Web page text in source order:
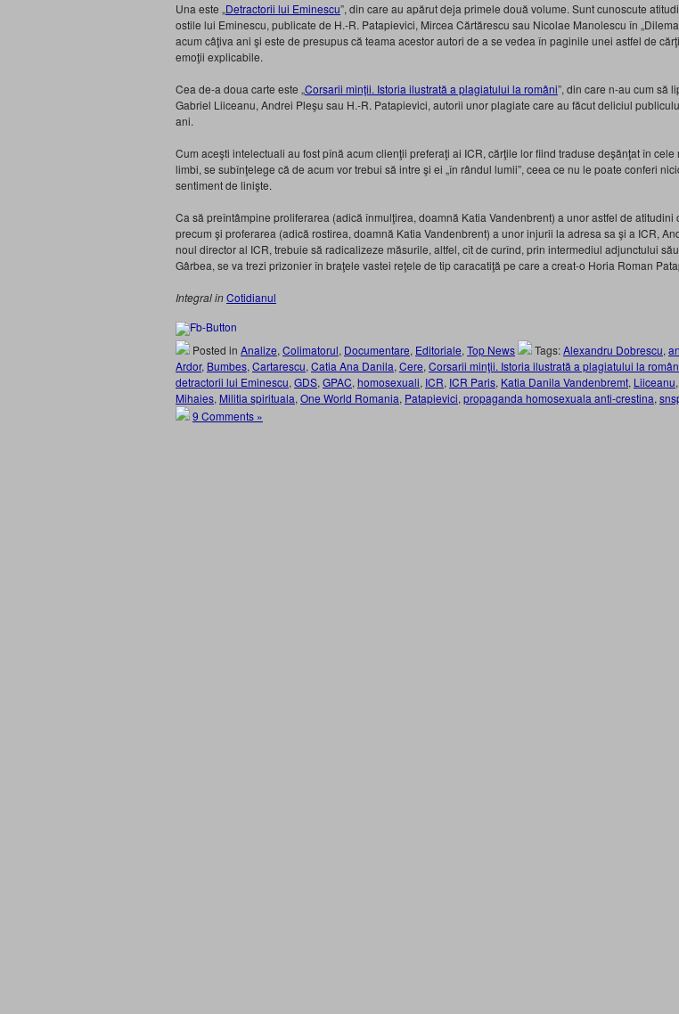
Una este „Detractorii lui Eminescu”, din care au apărut deja primele două volume. Sunt cunoscute
ostile lui Eminescu, publicate de H.-R. Patapievici, Mircea Cărtărescu sau Nicolae Manolescu în
acum câţiva ani şi este de presupus că teama acestor autori de a se vedea în paginile unei astfel de
emoţii explicabile.
Cea de-a doua carte este „Corsarii minţii. Istoria ilustrată a plagiatului la români”, din care n-au cum să
Gabriel Liiceanu, Andrei Pleşu sau H.-R. Patapievici, autorii unor plagiate care au făcut deliciul
ani.
Cum aceşti intelectuali au fost pînă acum clienţii preferaţi ai ICR, cărţile lor fiind traduse deşănţat în cele
limbi, se subînţelege că de acum vor trebui să intre şi ei „în rândul lumii”, ceea ce nu le poate conferi
sentiment de linişte.
Ca să preîntâmpine proliferarea (adică înmulţirea, doamnă Katia Vandenbrent) a unor astfel de atitudini
precum şi proferarea (adică rostirea, doamnă Katia Vandenbrent) a unor injurii la adresa sa şi a ICR,
noul director al ICR, trebuie să radicalizeze măsurile, altfel, cît de curînd, prin intermediul adjunctului
Gârbea, se va trezi prizonier în braţele vastei reţele de tip caracatiţă pe care a creat-o Horia Roman
Integral inCotidianul
Posted in Analize, Colimatorul, Documentare, Editoriale, Top News Tags:Alexandru Dobrescu,
Ardor, Bumbes, Cartarescu, Catia Ana Danila, Cere, Corsarii minţii. Istoria ilustrată a plagiatului la
detractorii lui Eminescu, GDS, GPAC, homosexuali, ICR, ICR Paris, Katia Danila Vandenbremt, Liiceanu,
Mihaies, Militia spirituala, One World Romania, Patapievici, propaganda homosexuala anti-crestina,
9 Comments »